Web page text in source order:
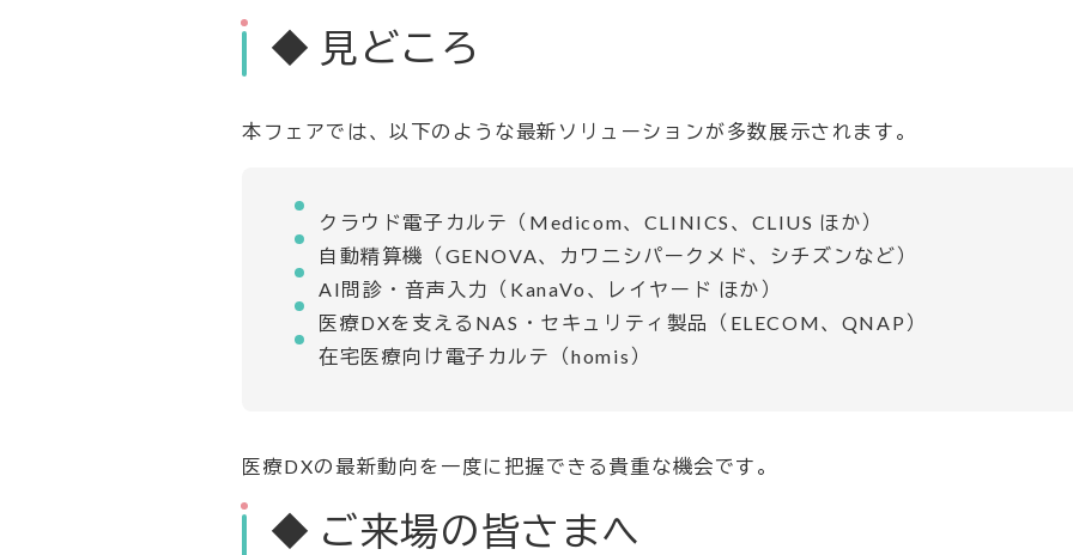
◆ 見どころ
本フェアでは、以下のような最新ソリューションが多数展示されます。
クラウド電子カルテ（Medicom、CLINICS、CLIUS ほか）
自動精算機（GENOVA、カワニシパークメド、シチズンなど）
AI問診・音声入力（KanaVo、レイヤード ほか）
医療DXを支えるNAS・セキュリティ製品（ELECOM、QNAP）
在宅医療向け電子カルテ（homis）
医療DXの最新動向を一度に把握できる貴重な機会です。
◆ ご来場の皆さまへ